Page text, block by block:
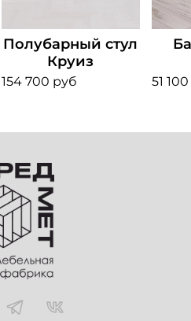
Полубарный стул
Круиз
154 700 руб 51